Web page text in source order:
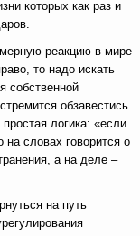
которых как раз и
реакцию в мире
то надо искать
собственной
обзавестись
логика: «если
на словах говорится о
а на деле –
на путь